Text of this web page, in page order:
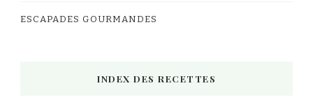
ESCAPADES GOURMANDES
INDEX DES RECETTES